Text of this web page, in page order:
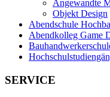
Angewandte
Objekt Design
Abendschule
Abendkolleg Game
SERVICE